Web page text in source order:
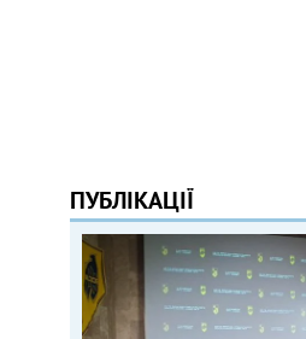
ПУБЛІКАЦІЇ